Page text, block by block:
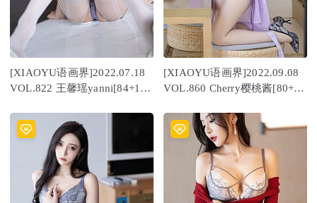
[XIAOYU语画界]2022.07.18
VOL.822 王馨瑶yanni[84+1P
[XIAOYU语画界]2022.09.08
VOL.860 Cherry樱桃酱[80+1P